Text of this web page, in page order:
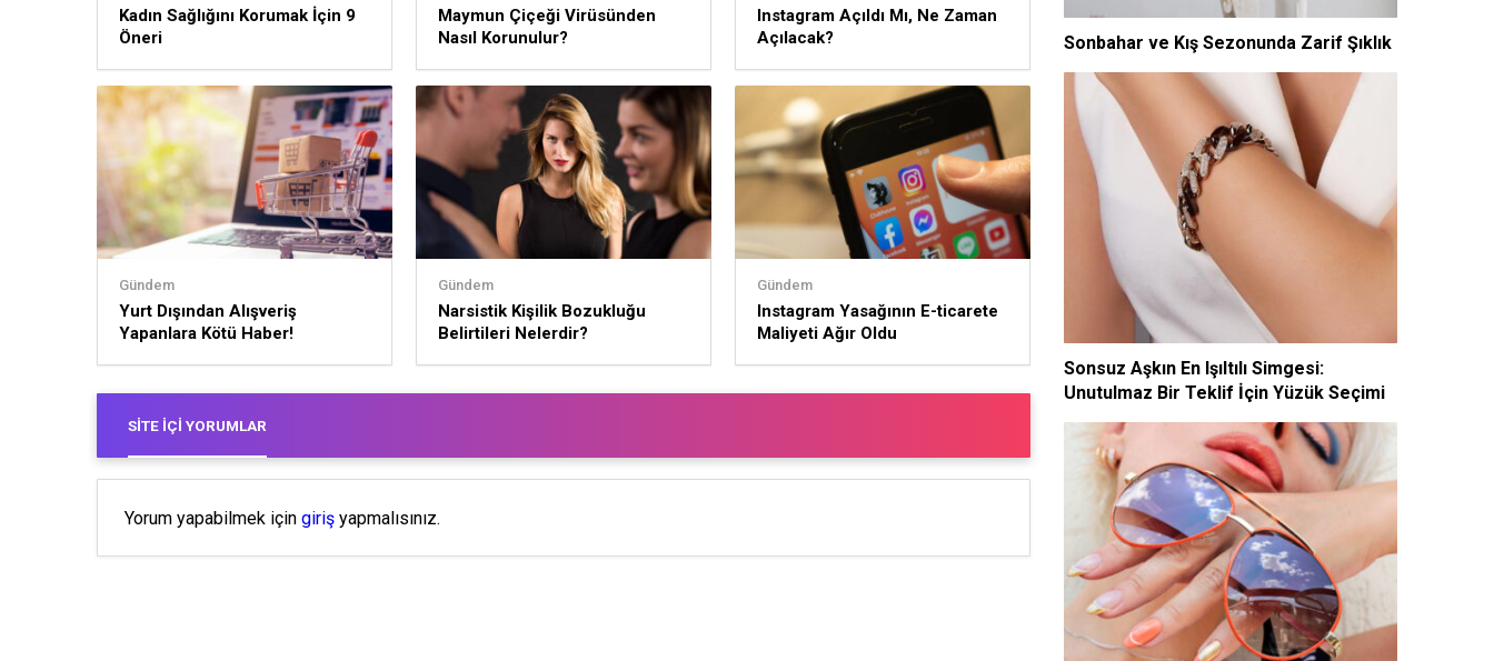
Kadın Sağlığını Korumak İçin 9
Öneri
Maymun Çiçeği Virüsünden
Nasıl Korunulur?
Instagram Açıldı Mı, Ne Zaman
Açılacak?
Gündem
Yurt Dışından Alışveriş
Yapanlara Kötü Haber!
Gündem
Narsistik Kişilik Bozukluğu
Belirtileri Nelerdir?
Gündem
Instagram Yasağının E-ticarete
Maliyeti Ağır Oldu
SITE İÇI YORUMLAR
Yorum yapabilmek için giriş yapmalısınız.
Sonbahar ve Kış Sezonunda Zarif Şıklık
Sonsuz Aşkın En Işıltılı Simgesi:
Unutulmaz Bir Teklif İçin Yüzük Seçimi